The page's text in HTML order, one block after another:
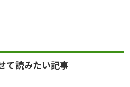
て読みたい記事